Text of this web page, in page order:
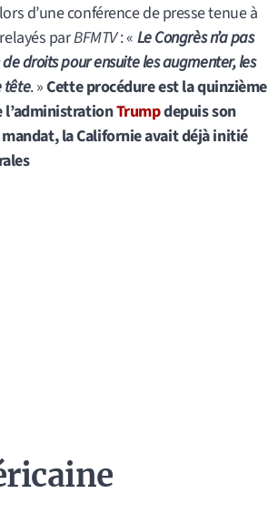
d’une conférence de presse tenue à
parBFMTV: « Le Congrès n’a pas
droits pour ensuite les augmenter, les
tête. »Cette procédure est la quinzième
l’administrationTrumpdepuis son
la Californie avait déjà initié